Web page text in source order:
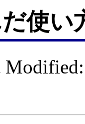
使い